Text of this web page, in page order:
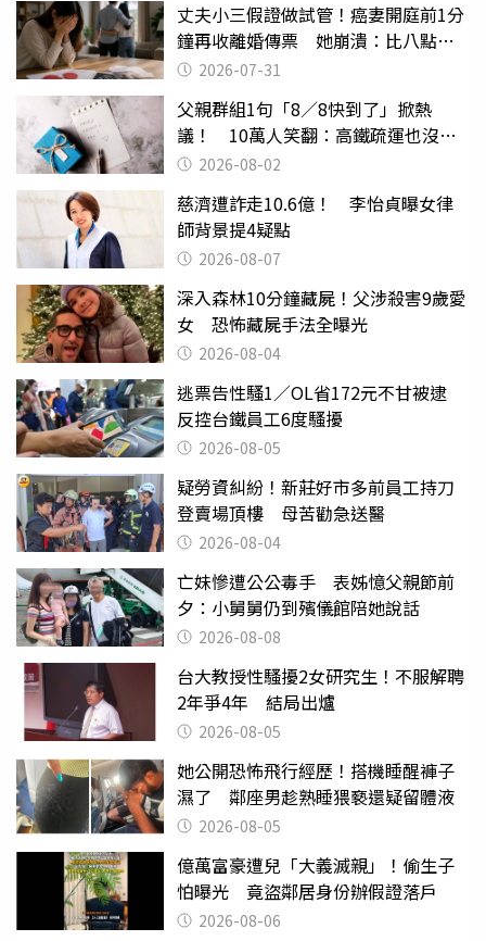
丈夫小三假證做試管！癌妻開庭前1分
鐘再收離婚傳票 她崩潰：比八點檔
還扯2026-07-31
父親群組1句「8／8快到了」掀熱
議！ 10萬人笑翻：高鐵疏運也沒列
父親節
2026-08-02
慈濟遭詐走10.6億！ 李怡貞曝女律
師背景提4疑點
2026-08-07
深入森林10分鐘藏屍！父涉殺害9歲愛
女 恐怖藏屍手法全曝光
2026-08-04
逃票告性騷1／OL省172元不甘被逮
反控台鐵員工6度騷擾
2026-08-05
疑勞資糾紛！新莊好市多前員工持刀
登賣場頂樓 母苦勸急送醫
2026-08-04
亡妹慘遭公公毒手 表姊憶父親節前
夕：小舅舅仍到殯儀館陪她說話
2026-08-08
台大教授性騷擾2女研究生！不服解聘
2年爭4年 結局出爐
2026-08-05
她公開恐怖飛行經歷！搭機睡醒褲子
濕了 鄰座男趁熟睡猥褻還疑留體液
2026-08-05
億萬富豪遭兒「大義滅親」！偷生子
怕曝光 竟盜鄰居身份辦假證落戶
2026-08-06